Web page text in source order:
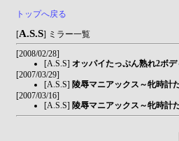
トップへ戻る
[A.S.S] ミラー一覧
[2008/02/28]
[A.S.S] オッパイたっぷん熟れ2ボ
[2007/03/29]
[A.S.S] 陵辱マニアックス～牝時計
[2007/03/16]
[A.S.S] 陵辱マニアックス～牝時計